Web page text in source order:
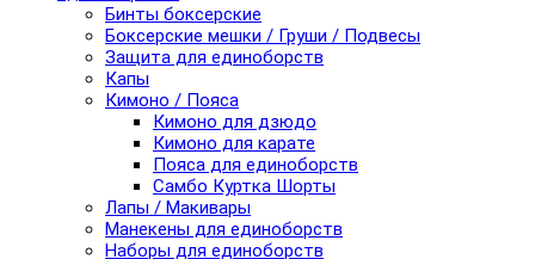
Бинты боксерские
Боксерские мешки / Груши / Подвесы
Защита для единоборств
Капы
Кимоно / Пояса
Кимоно для дзюдо
Кимоно для карате
Пояса для единоборств
Самбо Куртка Шорты
Лапы / Макивары
Манекены для единоборств
Наборы для единоборств